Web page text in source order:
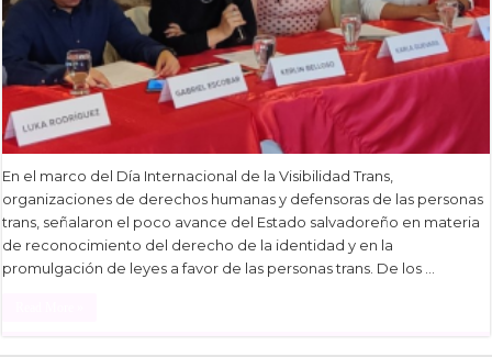
En el marco del Día Internacional de la Visibilidad Trans,
organizaciones de derechos humanas y defensoras de las personas
trans, señalaron el poco avance del Estado salvadoreño en materia
de reconocimiento del derecho de la identidad y en la
promulgación de leyes a favor de las personas trans. De los …